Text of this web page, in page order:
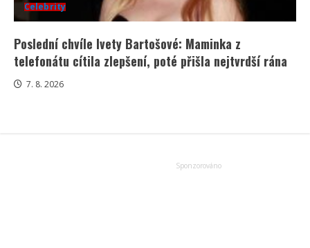
Celebrity
Poslední chvíle Ivety Bartošové: Maminka z
telefonátu cítila zlepšení, poté přišla nejtvrdší rána
7. 8. 2026